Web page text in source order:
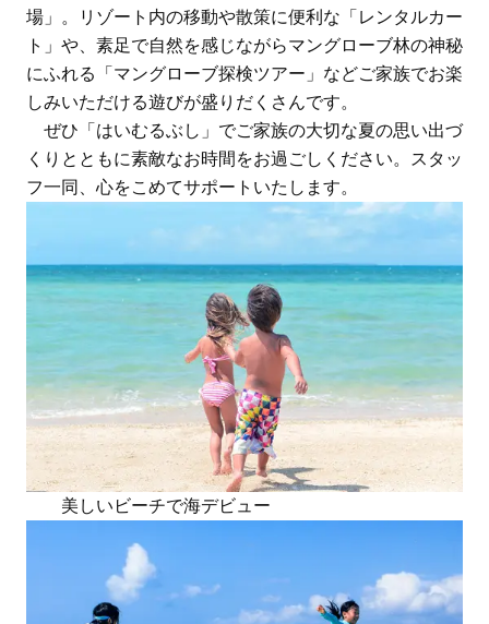
場」。リゾート内の移動や散策に便利な「レンタルカー
ト」や、素足で自然を感じながらマングローブ林の神秘
にふれる「マングローブ探検ツアー」などご家族でお楽
しみいただける遊びが盛りだくさんです。
ぜひ「はいむるぶし」でご家族の大切な夏の思い出づ
くりとともに素敵なお時間をお過ごしください。スタッ
フ一同、心をこめてサポートいたします。
美しいビーチで海デビュー